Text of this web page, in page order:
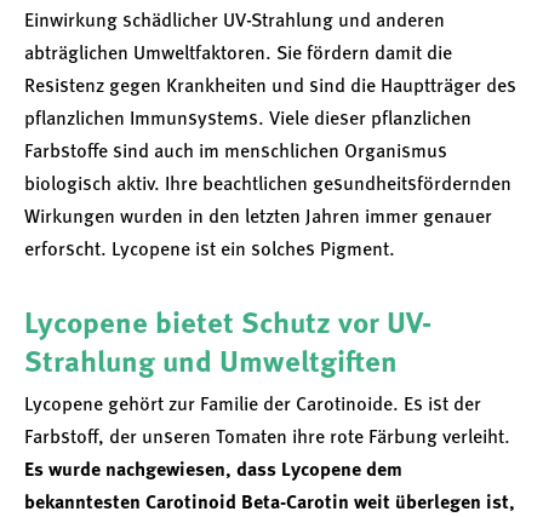
Einwirkung schädlicher UV-Strahlung und anderen
abträglichen Umweltfaktoren. Sie fördern damit die
Resistenz gegen Krankheiten und sind die Hauptträger des
pflanzlichen Immunsystems. Viele dieser pflanzlichen
Farbstoffe sind auch im menschlichen Organismus
biologisch aktiv. Ihre beachtlichen gesundheitsfördernden
Wirkungen wurden in den letzten Jahren immer genauer
erforscht. Lycopene ist ein solches Pigment.
Lycopene bietet Schutz vor UV-
Strahlung und Umweltgiften
Lycopene gehört zur Familie der Carotinoide. Es ist der
Farbstoff, der unseren Tomaten ihre rote Färbung verleiht.
Es wurde nachgewiesen, dass Lycopene dem
bekanntesten Carotinoid Beta-Carotin weit überlegen ist,